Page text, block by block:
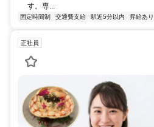
す。専...
固定時間制 交通費支給 駅近5分以内 昇給あり
正社員